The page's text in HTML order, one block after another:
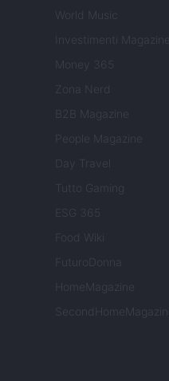
World Music
Investimenti Magazine
Money 365
Zona Nerd
B2B Magazine
People Magazine
Day Travel
Tutto Gaming
ESG 365
Food Wiki
FuturoDonna
HomeMagazine
SecondHomeMagazine